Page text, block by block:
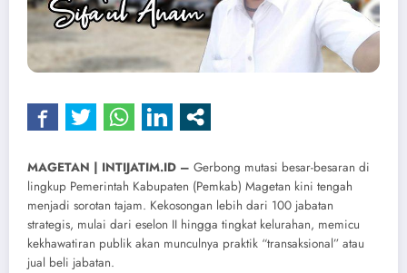
MAGETAN | INTIJATIM.ID – Gerbong mutasi besar-besaran di
lingkup Pemerintah Kabupaten (Pemkab) Magetan kini tengah
menjadi sorotan tajam. Kekosongan lebih dari 100 jabatan
strategis, mulai dari eselon II hingga tingkat kelurahan, memicu
kekhawatiran publik akan munculnya praktik “transaksional” atau
jual beli jabatan.